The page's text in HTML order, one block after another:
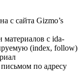
с сайта Gizmo’s
материалов с ida-
(index, follow)
по адресу